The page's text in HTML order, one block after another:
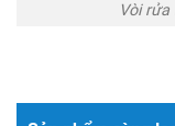
Vòi